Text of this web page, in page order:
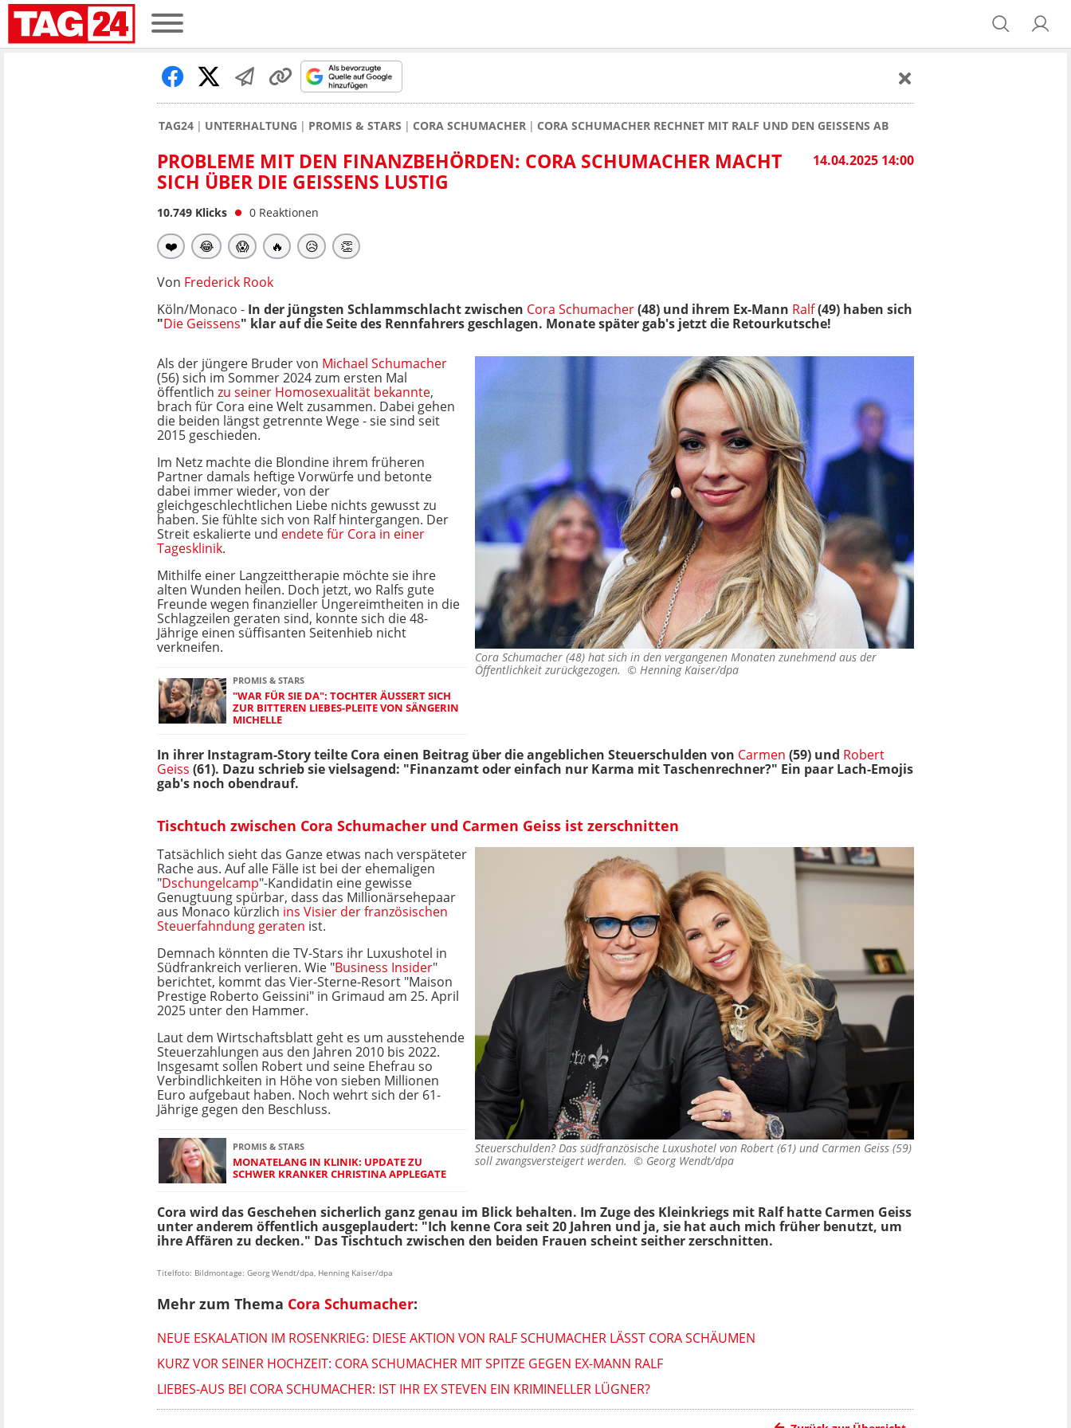
TAG24 UNTERHALTUNG PROMIS & STARS CORA SCHUMACHER CORA SCHUMACHER RECHNET MIT RALF UND DEN GEISSENS AB
14.04.2025 14:00
PROBLEME MIT DEN FINANZBEHÖRDEN: CORA SCHUMACHER MACHT
SICH ÜBER DIE GEISSENS LUSTIG
10.749 Klicks 0 Reaktionen
❤️ 😂 😱 🔥 😥 👏
Von Frederick Rook
Köln/Monaco - In der jüngsten Schlammschlacht zwischen Cora Schumacher(48) und ihrem Ex-Mann Ralf(49) haben sich
"Die Geissens" klar auf die Seite des Rennfahrers geschlagen. Monate später gab's jetzt die Retourkutsche!
Cora Schumacher (48) hat sich in den vergangenen Monaten zunehmend aus der
Öffentlichkeit zurückgezogen. © Henning Kaiser/dpa
Als der jüngere Bruder von Michael Schumacher
(56) sich im Sommer 2024 zum ersten Mal
öffentlich zu seiner Homosexualität bekannte,
brach für Cora eine Welt zusammen. Dabei gehen
die beiden längst getrennte Wege - sie sind seit
2015 geschieden.
Im Netz machte die Blondine ihrem früheren
Partner damals heftige Vorwürfe und betonte
dabei immer wieder, von der
gleichgeschlechtlichen Liebe nichts gewusst zu
haben. Sie fühlte sich von Ralf hintergangen. Der
Streit eskalierte und endete für Cora in einer
Tagesklinik.
Mithilfe einer Langzeittherapie möchte sie ihre
alten Wunden heilen. Doch jetzt, wo Ralfs gute
Freunde wegen finanzieller Ungereimtheiten in die
Schlagzeilen geraten sind, konnte sich die 48-
Jährige einen süffisanten Seitenhieb nicht
verkneifen.
PROMIS & STARS
"WAR FÜR SIE DA": TOCHTER ÄUSSERT SICH Z
UR BITTEREN LIEBES-PLEITE VON SÄNGERIN M
ICHELLE
In ihrer Instagram-Story teilte Cora einen Beitrag über die angeblichen Steuerschulden von Carmen (59) und Robert
Geiss (61). Dazu schrieb sie vielsagend: "Finanzamt oder einfach nur Karma mit Taschenrechner?" Ein paar Lach-Emojis
gab's noch obendrauf.
Tischtuch zwischen Cora Schumacher und Carmen Geiss ist zerschnitten
Steuerschulden? Das südfranzösische Luxushotel von Robert (61) und Carmen Geiss (59)
soll zwangsversteigert werden. © Georg Wendt/dpa
Tatsächlich sieht das Ganze etwas nach verspäteter
Rache aus. Auf alle Fälle ist bei der ehemaligen
"Dschungelcamp"-Kandidatin eine gewisse
Genugtuung spürbar, dass das Millionärsehepaar
aus Monaco kürzlich ins Visier der französischen
Steuerfahndung geraten ist.
Demnach könnten die TV-Stars ihr Luxushotel in
Südfrankreich verlieren. Wie "Business Insider"
berichtet, kommt das Vier-Sterne-Resort "Maison
Prestige Roberto Geissini" in Grimaud am 25. April
2025 unter den Hammer.
Laut dem Wirtschaftsblatt geht es um ausstehende
Steuerzahlungen aus den Jahren 2010 bis 2022.
Insgesamt sollen Robert und seine Ehefrau so
Verbindlichkeiten in Höhe von sieben Millionen
Euro aufgebaut haben. Noch wehrt sich der 61-
Jährige gegen den Beschluss.
PROMIS & STARS
MONATELANG IN KLINIK: UPDATE ZU
SCHWER KRANKER CHRISTINA APPLEGATE
Cora wird das Geschehen sicherlich ganz genau im Blick behalten. Im Zuge des Kleinkriegs mit Ralf hatte Carmen Geiss
unter anderem öffentlich ausgeplaudert: "Ich kenne Cora seit 20 Jahren und ja, sie hat auch mich früher benutzt, um
ihre Affären zu decken." Das Tischtuch zwischen den beiden Frauen scheint seither zerschnitten.
Titelfoto: Bildmontage: Georg Wendt/dpa, Henning Kaiser/dpa
Mehr zum Thema Cora Schumacher:
NEUE ESKALATION IM ROSENKRIEG: DIESE AKTION VON RALF SCHUMACHER LÄSST CORA SCHÄUMEN
KURZ VOR SEINER HOCHZEIT: CORA SCHUMACHER MIT SPITZE GEGEN EX-MANN RALF
LIEBES-AUS BEI CORA SCHUMACHER: IST IHR EX STEVEN EIN KRIMINELLER LÜGNER?